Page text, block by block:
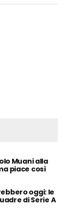
Muani alla
piace così
oggi: le
di Serie A